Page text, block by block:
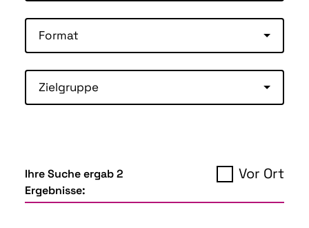
Format
Zielgruppe
Ihre Suche ergab 2
Ergebnisse:
Vor Ort